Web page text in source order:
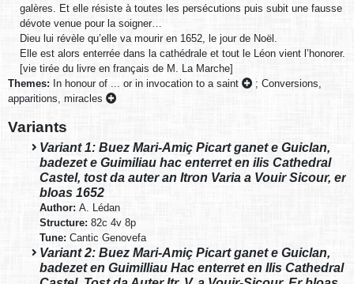
galères. Et elle résiste à toutes les persécutions puis subit une fausse
dévote venue pour la soigner…
Dieu lui révèle qu’elle va mourir en 1652, le jour de Noël.
Elle est alors enterrée dans la cathédrale et tout le Léon vient l’honorer.
[vie tirée du livre en français de M. La Marche]
Themes: In honour of ... or in invocation to a saint ; Conversions,
apparitions, miracles
Variants
Variant 1: Buez Mari-Amiç Picart ganet e Guiclan,
badezet e Guimiliau hac enterret en ilis Cathedral
Castel, tost da auter an Itron Varia a Vouir Sicour, er
bloas 1652
Author: A. Lédan
Structure: 82c 4v 8p
Tune: Cantic Genovefa
Variant 2: Buez Mari-Amiç Picart ganet e Guiclan,
badezet en Guimilliau Hac enterret en Ilis Cathedral